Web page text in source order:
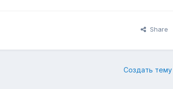
Share
Создать тему